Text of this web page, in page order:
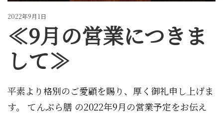
2022年9月1日
≪9月の営業につきま
して≫
平素より格別のご愛顧を賜り、厚く御礼申し上げま
す。 てんぷら膳 の2022年9月の営業予定をお伝え